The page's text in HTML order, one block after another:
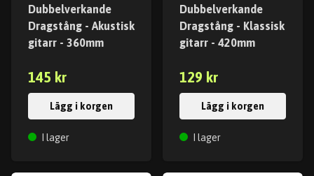
Dubbelverkande
Dragstång - Akustisk
gitarr - 360mm
145 kr
Lägg i korgen
I lager
Dubbelverkande
Dragstång - Klassisk
gitarr - 420mm
129 kr
Lägg i korgen
I lager